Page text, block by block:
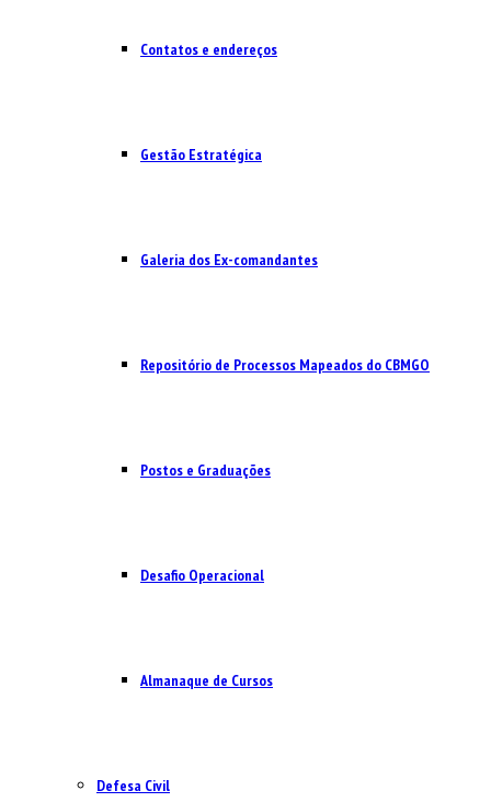
Contatos e endereços
Gestão Estratégica
Galeria dos Ex-comandantes
Repositório de Processos Mapeados do CBMGO
Postos e Graduações
Desafio Operacional
Almanaque de Cursos
Defesa Civil